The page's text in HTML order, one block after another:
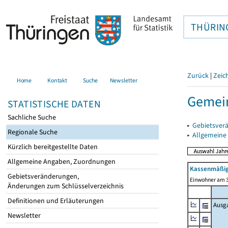
Home Kontakt Suche Newsletter
STATISTISCHE DATEN
Sachliche Suche
Regionale Suche
Kürzlich bereitgestellte Daten
Allgemeine Angaben, Zuordnungen
Gebietsveränderungen,
Änderungen zum Schlüsselverzeichnis
Definitionen und Erläuterungen
Newsletter
Zurück |
▸
▸
Einwohner am